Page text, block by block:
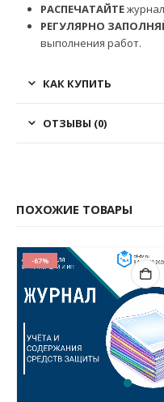
РАСПЕЧАТАЙТЕ
РЕГУЛЯРНО
выполнения работ.
КАК КУПИТЬ
ОТЗЫВЫ (0)
ПОХОЖИЕ ТОВАРЫ
-67%